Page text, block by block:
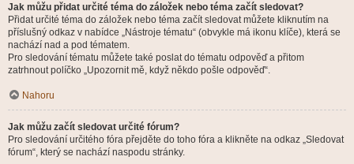
Jak můžu přidat určité téma do záložek nebo téma začít sledovat?
Přidat určité téma do záložek nebo téma začít sledovat můžete kliknutím na
příslušný odkaz v nabídce „Nástroje tématu“ (obvykle má ikonu klíče), která se
nachází nad a pod tématem.
Pro sledování tématu můžete také poslat do tématu odpověď a přitom
zatrhnout políčko „Upozornit mě, když někdo pošle odpověď“.
Nahoru
Jak můžu začít sledovat určité fórum?
Pro sledování určitého fóra přejděte do toho fóra a klikněte na odkaz „Sledovat
fórum“, který se nachází naspodu stránky.